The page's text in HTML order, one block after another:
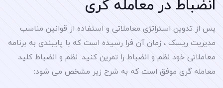
انضباط در معامله گری
پس از تدوین استراتژی معاملاتی و استفاده از قوانین مناسب
مدیریت ریسک ، زمان آن فرا رسیده است که با پایبندی به برنامه
معاملاتی خود نظم و انضباط را تمرین کنید. نظم و انضباط کلید
معامله گری موفق است که به شرح زیر مشخص می شود: